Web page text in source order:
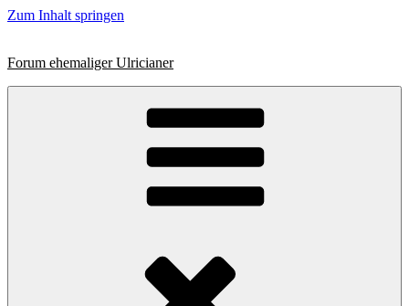
Zum Inhalt springen
Forum ehemaliger Ulricianer